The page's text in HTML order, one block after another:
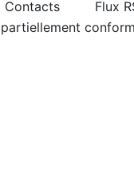
Contacts
Flux